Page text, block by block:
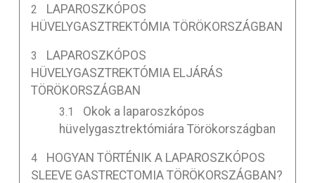
LAPAROSZKÓPOS
HÜVELYGASZTREKTÓMIA TÖRÖKORSZÁGBAN
LAPAROSZKÓPOS
HÜVELYGASZTREKTÓMIA ELJÁRÁS
TÖRÖKORSZÁGBAN
Okok a laparoszkópos
hüvelygasztrektómiára Törökországban
HOGYAN TÖRTÉNIK A LAPAROSZKÓPOS
SLEEVE GASTRECTOMIA TÖRÖKORSZÁGBAN?